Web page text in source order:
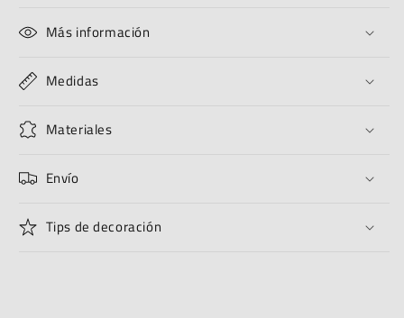
Más información
Medidas
Materiales
Envío
Tips de decoración